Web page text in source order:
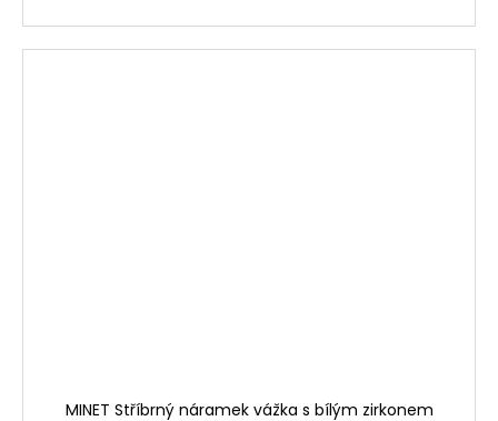
MINET Stříbrný náramek vážka s bílým zirkonem